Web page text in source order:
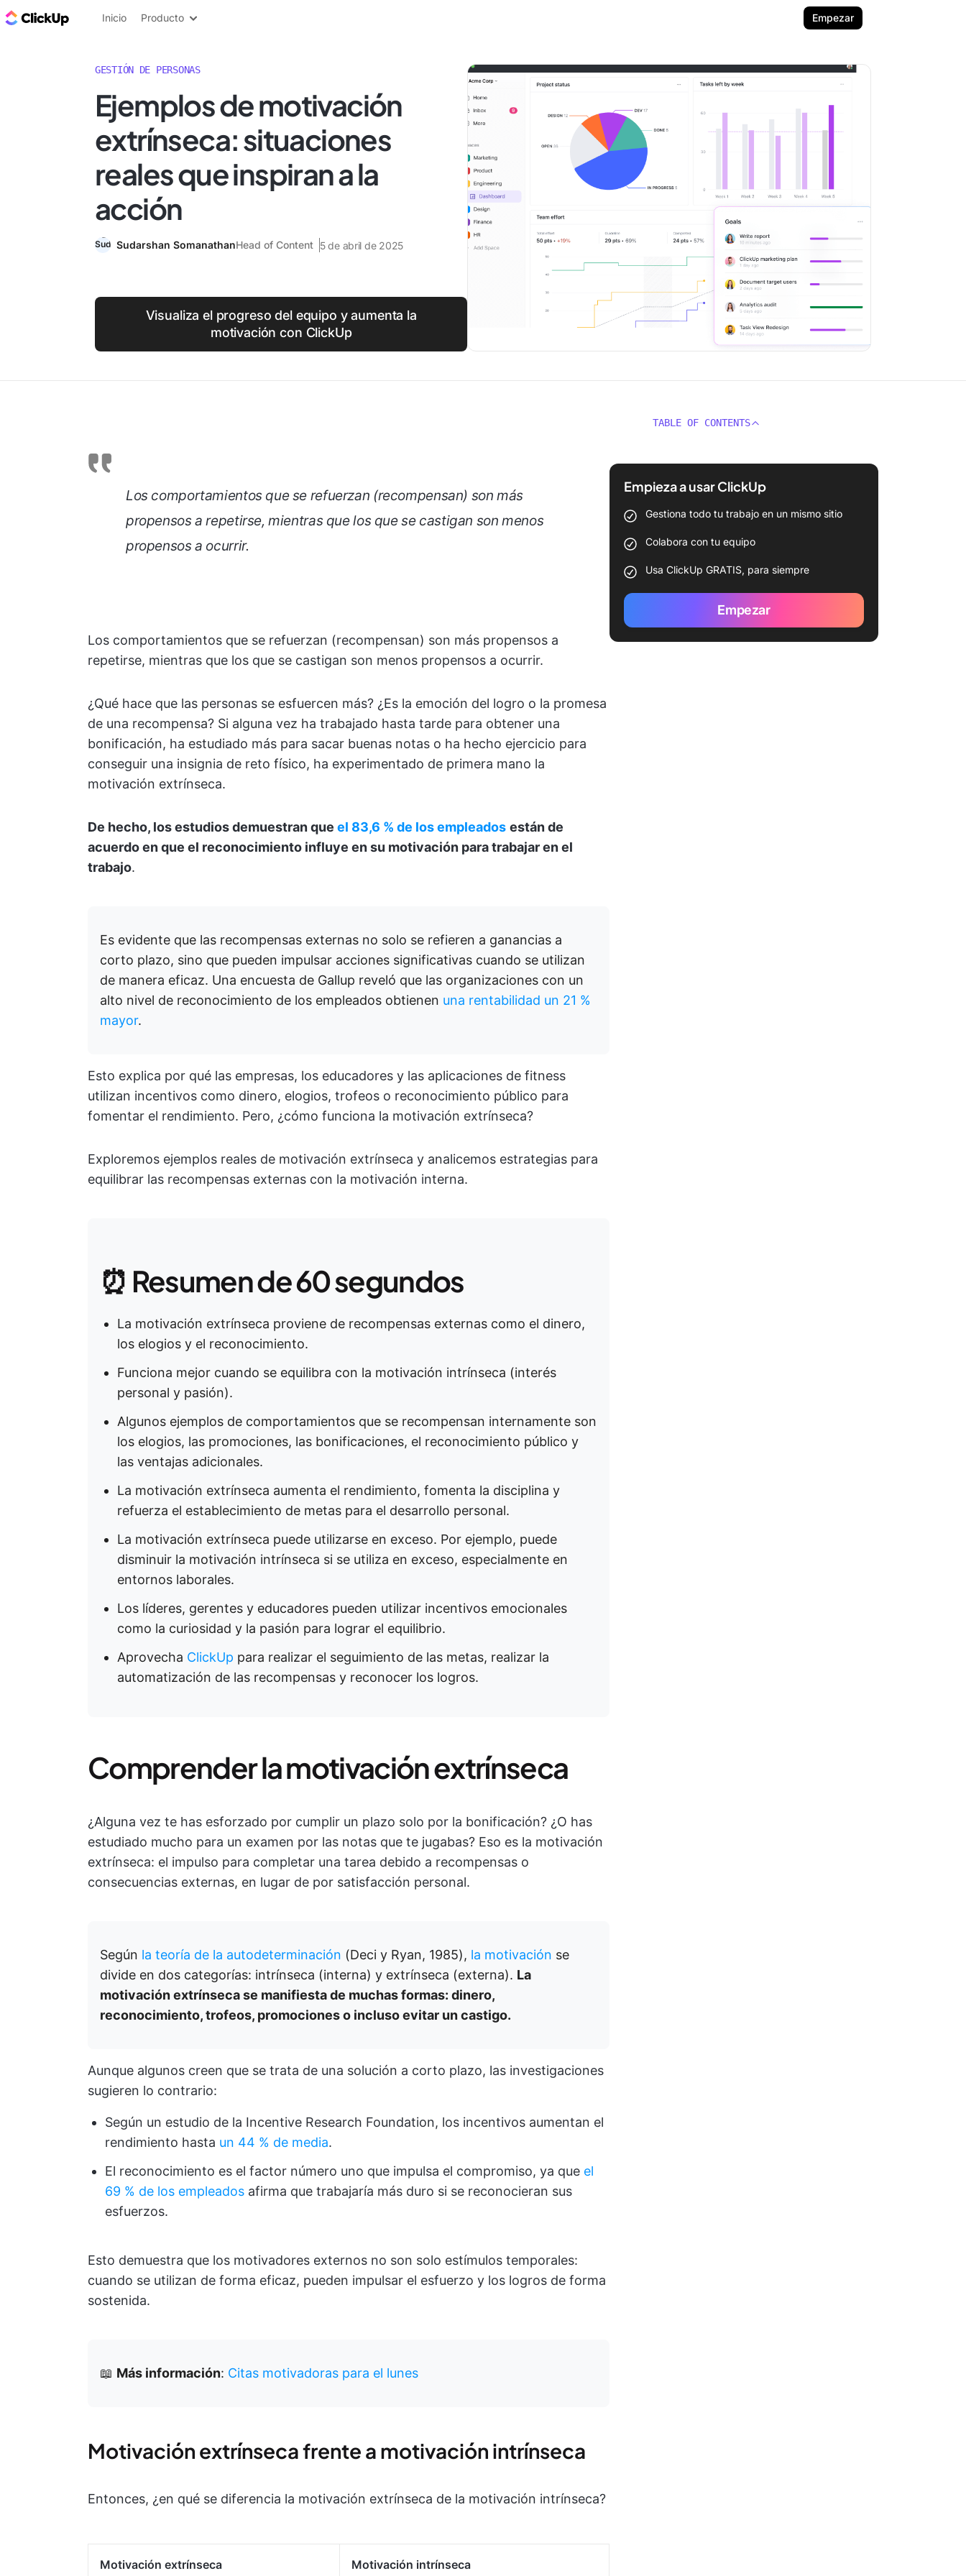
ClickUp Blog
Inicio Producto Empezar
GESTIÓN DE PERSONAS
Ejemplos de motivación
extrínseca: situaciones
reales que inspiran a la
acción
Sudarshan SomanathanHead of Content 5 de abril de 2025
Visualiza el progreso del equipo y aumenta la
motivación con ClickUp
Los comportamientos que se refuerzan (recompensan) son más
propensos a repetirse, mientras que los que se castigan son menos
propensos a ocurrir.
Los comportamientos que se refuerzan (recompensan) son más propensos a
repetirse, mientras que los que se castigan son menos propensos a ocurrir.
¿Qué hace que las personas se esfuercen más? ¿Es la emoción del logro o la promesa
de una recompensa? Si alguna vez ha trabajado hasta tarde para obtener una
bonificación, ha estudiado más para sacar buenas notas o ha hecho ejercicio para
conseguir una insignia de reto físico, ha experimentado de primera mano la
motivación extrínseca.
De hecho, los estudios demuestran que el 83,6 % de los empleados están de
acuerdo en que el reconocimiento influye en su motivación para trabajar en el
trabajo.
Es evidente que las recompensas externas no solo se refieren a ganancias a
corto plazo, sino que pueden impulsar acciones significativas cuando se utilizan
de manera eficaz. Una encuesta de Gallup reveló que las organizaciones con un
alto nivel de reconocimiento de los empleados obtienen una rentabilidad un 21 %
mayor.
Esto explica por qué las empresas, los educadores y las aplicaciones de fitness
utilizan incentivos como dinero, elogios, trofeos o reconocimiento público para
fomentar el rendimiento. Pero, ¿cómo funciona la motivación extrínseca?
Exploremos ejemplos reales de motivación extrínseca y analicemos estrategias para
equilibrar las recompensas externas con la motivación interna.
⏰ Resumen de 60 segundos
La motivación extrínseca proviene de recompensas externas como el dinero,
los elogios y el reconocimiento.
Funciona mejor cuando se equilibra con la motivación intrínseca (interés
personal y pasión).
Algunos ejemplos de comportamientos que se recompensan internamente son
los elogios, las promociones, las bonificaciones, el reconocimiento público y
las ventajas adicionales.
La motivación extrínseca aumenta el rendimiento, fomenta la disciplina y
refuerza el establecimiento de metas para el desarrollo personal.
La motivación extrínseca puede utilizarse en exceso. Por ejemplo, puede
disminuir la motivación intrínseca si se utiliza en exceso, especialmente en
entornos laborales.
Los líderes, gerentes y educadores pueden utilizar incentivos emocionales
como la curiosidad y la pasión para lograr el equilibrio.
Aprovecha ClickUp para realizar el seguimiento de las metas, realizar la
automatización de las recompensas y reconocer los logros.
Comprender la motivación extrínseca
¿Alguna vez te has esforzado por cumplir un plazo solo por la bonificación? ¿O has
estudiado mucho para un examen por las notas que te jugabas? Eso es la motivación
extrínseca: el impulso para completar una tarea debido a recompensas o
consecuencias externas, en lugar de por satisfacción personal.
Según la teoría de la autodeterminación (Deci y Ryan, 1985), la motivación se
divide en dos categorías: intrínseca (interna) y extrínseca (externa). La
motivación extrínseca se manifiesta de muchas formas: dinero,
reconocimiento, trofeos, promociones o incluso evitar un castigo.
Aunque algunos creen que se trata de una solución a corto plazo, las investigaciones
sugieren lo contrario:
Según un estudio de la Incentive Research Foundation, los incentivos aumentan el
rendimiento hasta un 44 % de media.
El reconocimiento es el factor número uno que impulsa el compromiso, ya que el
69 % de los empleados afirma que trabajaría más duro si se reconocieran sus
esfuerzos.
Esto demuestra que los motivadores externos no son solo estímulos temporales:
cuando se utilizan de forma eficaz, pueden impulsar el esfuerzo y los logros de forma
sostenida.
📖 Más información: Citas motivadoras para el lunes
Motivación extrínseca frente a motivación intrínseca
Entonces, ¿en qué se diferencia la motivación extrínseca de la motivación intrínseca?
Motivación extrínseca Motivación intrínseca
TABLE OF CONTENTS
Empieza a usar ClickUp
Gestiona todo tu trabajo en un mismo sitio
Colabora con tu equipo
Usa ClickUp GRATIS, para siempre
Empezar